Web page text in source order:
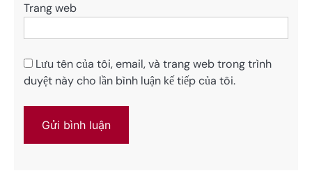
Trang web
Lưu tên của tôi, email, và trang web trong trình
duyệt này cho lần bình luận kế tiếp của tôi.